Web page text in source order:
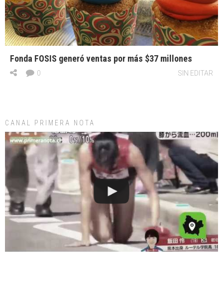
Fonda FOSIS generó ventas por más $37 millones
SIN EDITAR
0
CANAL PRIMERA NOTA